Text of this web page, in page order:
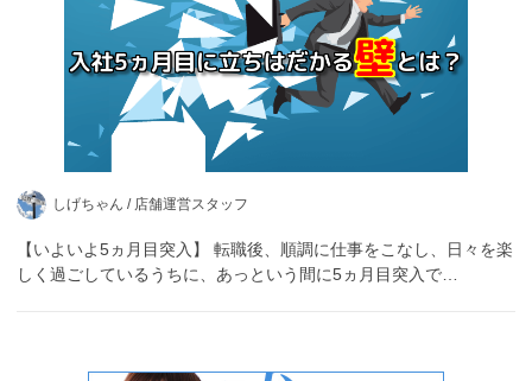
しげちゃん / 店舗運営スタッフ
【いよいよ5ヵ月目突入】 転職後、順調に仕事をこなし、日々を楽
しく過ごしているうちに、あっという間に5ヵ月目突入で…